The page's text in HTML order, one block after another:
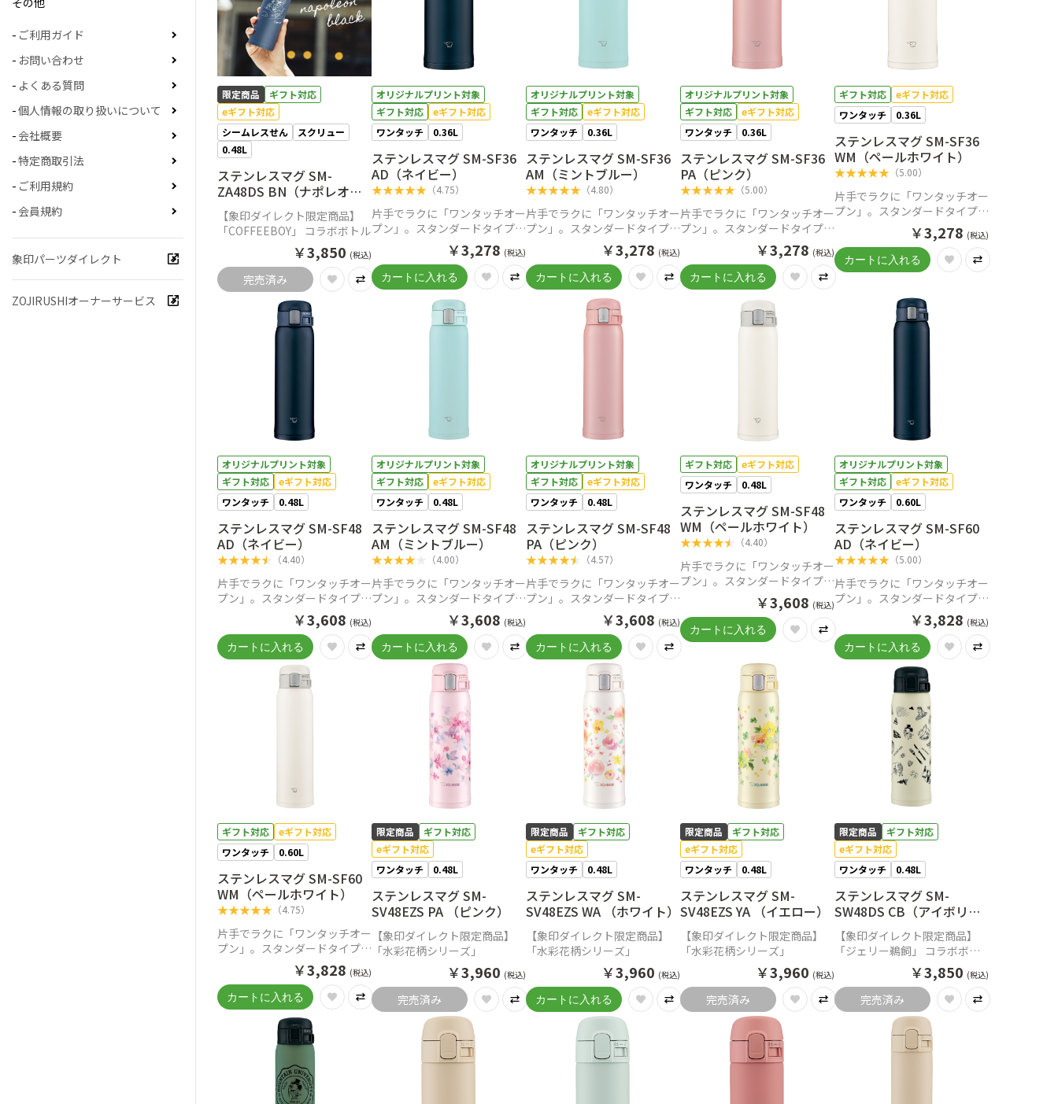
限定商品
ギフト対応
eギフト対応
シームレスせん
スクリュー
0.48L
ステンレスマグ SM-
ZA48DS BN（ナポレオン
ブラック）
【象印ダイレクト限定商品】
「COFFEEBOY」 コラボボトル
￥3,850 (税込)
完売済み
オリジナルプリント対象
ギフト対応
eギフト対応
ワンタッチ
0.36L
ステンレスマグ SM-SF36
AD（ネイビー）
★★★★★ （4.75）
片手でラクに「ワンタッチオー
プン」。スタンダードタイプの
￥3,278 (税込)
オリジナルプリント対象
ギフト対応
eギフト対応
ワンタッチ
0.36L
ステンレスマグ SM-SF36
AM（ミントブルー）
★★★★★ （4.80）
片手でラクに「ワンタッチオー
プン」。スタンダードタイプの
￥3,278 (税込)
オリジナルプリント対象
ギフト対応
eギフト対応
ワンタッチ
0.36L
ステンレスマグ SM-SF36
PA（ピンク）
★★★★★ （5.00）
片手でラクに「ワンタッチオー
プン」。スタンダードタイプの
￥3,278 (税込)
ギフト対応
eギフト対応
ワンタッチ
0.36L
ステンレスマグ SM-SF36
WM（ペールホワイト）
★★★★★ （5.00）
片手でラクに「ワンタッチオー
プン」。スタンダードタイプの
￥3,278 (税込)
オリジナルプリント対象
ギフト対応
eギフト対応
ワンタッチ
0.48L
ステンレスマグ SM-SF48
AD（ネイビー）
★★★★★ （4.40）
片手でラクに「ワンタッチオー
プン」。スタンダードタイプの
￥3,608 (税込)
オリジナルプリント対象
ギフト対応
eギフト対応
ワンタッチ
0.48L
ステンレスマグ SM-SF48
AM（ミントブルー）
★★★★ （4.00）
片手でラクに「ワンタッチオー
プン」。スタンダードタイプの
￥3,608 (税込)
オリジナルプリント対象
ギフト対応
eギフト対応
ワンタッチ
0.48L
ステンレスマグ SM-SF48
PA（ピンク）
★★★★★ （4.57）
片手でラクに「ワンタッチオー
プン」。スタンダードタイプの
￥3,608 (税込)
ギフト対応
eギフト対応
ワンタッチ
0.48L
ステンレスマグ SM-SF48
WM（ペールホワイト）
★★★★★ （4.40）
片手でラクに「ワンタッチオー
プン」。スタンダードタイプの
￥3,608 (税込)
オリジナルプリント対象
ギフト対応
eギフト対応
ワンタッチ
0.60L
ステンレスマグ SM-SF60
AD（ネイビー）
★★★★★ （5.00）
片手でラクに「ワンタッチオー
プン」。スタンダードタイプの
￥3,828 (税込)
ギフト対応
eギフト対応
ワンタッチ
0.60L
ステンレスマグ SM-SF60
WM（ペールホワイト）
★★★★★ （4.75）
片手でラクに「ワンタッチオー
プン」。スタンダードタイプの
￥3,828 (税込)
限定商品
ギフト対応
eギフト対応
ワンタッチ
0.48L
ステンレスマグ SM-
SV48EZS PA （ピンク）
【象印ダイレクト限定商品】
「水彩花柄シリーズ」
￥3,960 (税込)
完売済み
限定商品
ギフト対応
eギフト対応
ワンタッチ
0.48L
ステンレスマグ SM-
SV48EZS WA （ホワイト）
【象印ダイレクト限定商品】
「水彩花柄シリーズ」
￥3,960 (税込)
限定商品
ギフト対応
eギフト対応
ワンタッチ
0.48L
ステンレスマグ SM-
SV48EZS YA （イエロー）
【象印ダイレクト限定商品】
「水彩花柄シリーズ」
￥3,960 (税込)
完売済み
限定商品
ギフト対応
eギフト対応
ワンタッチ
0.48L
ステンレスマグ SM-
SW48DS CB（アイボリ
ー）
【象印ダイレクト限定商品】
「ジェリー鵜飼」 コラボボト
￥3,850 (税込)
完売済み
ご利用ガイド
お問い合わせ
よくある質問
個人情報の取り扱いについて
会社概要
特定商取引法
ご利用規約
会員規約
象印パーツダイレクト
ZOJIRUSHIオーナーサービス